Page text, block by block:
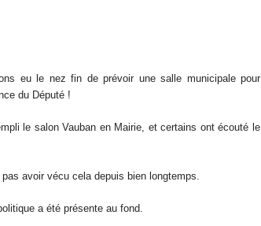
eu le nez fin de prévoir une salle municipale pour
du Député !
le salon Vauban en Mairie, et certains ont écouté le
avoir vécu cela depuis bien longtemps.
a été présente au fond.